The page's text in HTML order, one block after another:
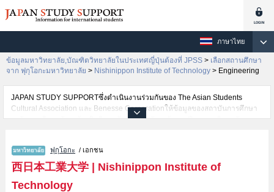
ภาษาไทย
ข้อมูลมหาวิทยาลัย,บัณฑิตวิทยาลัยในประเทศญี่ปุ่นต้องที่ JPSS > เลือกสถานศึกษา
จาก ฟุกุโอกะมหาวิทยาลัย > Nishinippon Institute of Technology > Engineering
JAPAN STUDY SUPPORTซึ่งดำเนินงานร่วมกันของ The Asian Students
Cultural Association และ Benesse Corporationให้ข้อมูลของสถาบันการศึกษา
ระดับมหาวิทยาลัย・บัณฑิตวิทยาลัย・วิทยาลัยระดับอนุปริญญา・วิทยาลัย
สำหรับนักศึกษาต่างชาติเช่นข้อมูลของแต่ละคณะ,ข้อมูลการสอบคัดเลือกเข้า
ศึกษาเช่นจำนวนคนที่รับสมัครหรือจำนวนคนที่ผ่านการสอบคัดเลือก
เป็นต้น,แนะนำสถานที่,การเดินทางเป็นต้นไว้ด้วยดังนั้นขอเชิญใช้บริการค้นหา
ข้อมูลตามอัธยาศัย
ฟุกุโอกะ / เอกชน
西日本工業大学| Nishinippon Institute of
Technology